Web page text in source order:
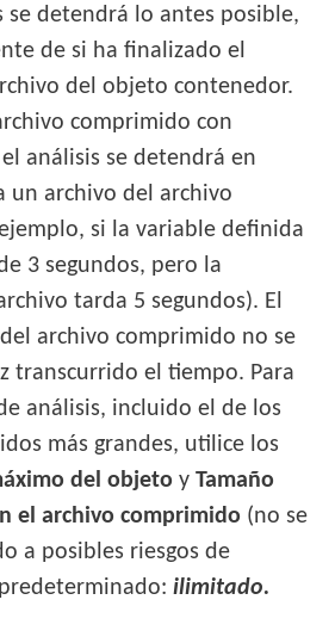
se detendrá lo antes posible,
de si ha finalizado el
del objeto contenedor.
comprimido con
análisis se detendrá en
un archivo del archivo
si la variable definida
3 segundos, pero la
tarda 5 segundos). El
archivo comprimido no se
transcurrido el tiempo. Para
análisis, incluido el de los
más grandes, utilice los
del objeto yTamaño
el archivo comprimido (no se
a posibles riesgos de
ilimitado.